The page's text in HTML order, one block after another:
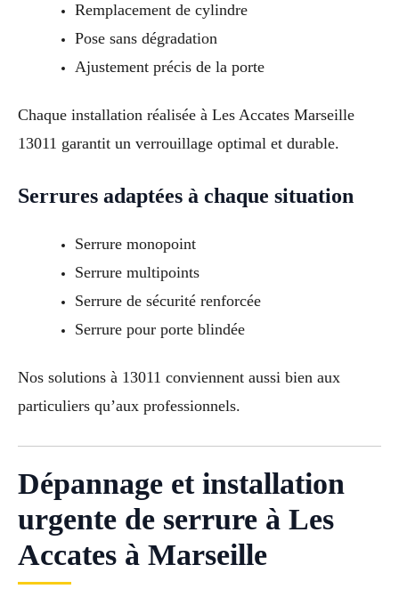
Remplacement de cylindre
Pose sans dégradation
Ajustement précis de la porte
Chaque installation réalisée à Les Accates Marseille
13011 garantit un verrouillage optimal et durable.
Serrures adaptées à chaque situation
Serrure monopoint
Serrure multipoints
Serrure de sécurité renforcée
Serrure pour porte blindée
Nos solutions à 13011 conviennent aussi bien aux
particuliers qu’aux professionnels.
Dépannage et installation
urgente de serrure à Les
Accates à Marseille